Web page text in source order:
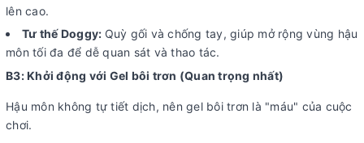
lên cao.
Tư thế Doggy: Quỳ gối và chống tay, giúp mở rộng vùng hậu
môn tối đa để dễ quan sát và thao tác.
B3: Khởi động với Gel bôi trơn (Quan trọng nhất)
Hậu môn không tự tiết dịch, nên gel bôi trơn là "máu" của cuộc
chơi.